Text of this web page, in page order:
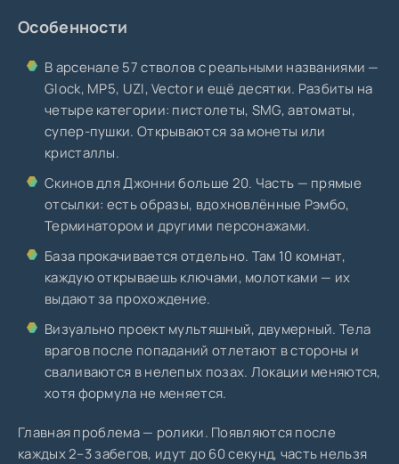
Особенности
В арсенале 57 стволов с реальными названиями —
Glock, MP5, UZI, Vector и ещё десятки. Разбиты на
четыре категории: пистолеты, SMG, автоматы,
супер-пушки. Открываются за монеты или
кристаллы.
Скинов для Джонни больше 20. Часть — прямые
отсылки: есть образы, вдохновлённые Рэмбо,
Терминатором и другими персонажами.
База прокачивается отдельно. Там 10 комнат,
каждую открываешь ключами, молотками — их
выдают за прохождение.
Визуально проект мультяшный, двумерный. Тела
врагов после попаданий отлетают в стороны и
сваливаются в нелепых позах. Локации меняются,
хотя формула не меняется.
Главная проблема — ролики. Появляются после
каждых 2–3 забегов, идут до 60 секунд, часть нельзя